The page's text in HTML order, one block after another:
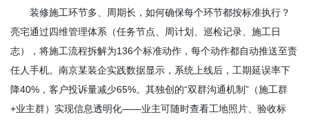
装修施工环节多、周期长，如何确保每个环节都按标准执行？
亮宅通过四维管理体系（任务节点、周计划、巡检记录、施工日
志），将施工流程拆解为136个标准动作，每个动作都自动推送至责
任人手机。南京某装企实践数据显示，系统上线后，工期延误率下
降40%，客户投诉量减少65%。其独创的“双群沟通机制”（施工群
+业主群）实现信息透明化——业主可随时查看工地照片、验收标